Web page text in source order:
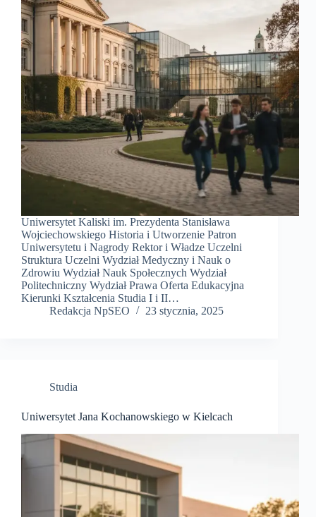
Uniwersytet Kaliski im. Prezydenta Stanisława
Wojciechowskiego Historia i Utworzenie Patron
Uniwersytetu i Nagrody Rektor i Władze Uczelni
Struktura Uczelni Wydział Medyczny i Nauk o
Zdrowiu Wydział Nauk Społecznych Wydział
Politechniczny Wydział Prawa Oferta Edukacyjna
Kierunki Kształcenia Studia I i II…
Redakcja NpSEO
23 stycznia, 2025
Studia
Uniwersytet Jana Kochanowskiego w Kielcach